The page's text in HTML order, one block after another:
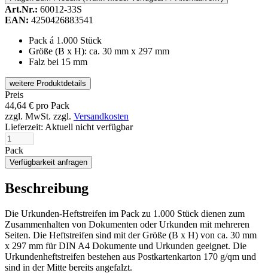
Art.Nr.: 60012-33S
EAN: 4250426883541
Pack á 1.000 Stück
Größe (B x H): ca. 30 mm x 297 mm
Falz bei 15 mm
weitere Produktdetails
Preis
44,64 € pro Pack
zzgl. MwSt. zzgl. Versandkosten
Lieferzeit: Aktuell nicht verfügbar
Pack
Verfügbarkeit anfragen
Beschreibung
Die Urkunden-Heftstreifen im Pack zu 1.000 Stück dienen zum
Zusammenhalten von Dokumenten oder Urkunden mit mehreren
Seiten. Die Heftstreifen sind mit der Größe (B x H) von ca. 30 mm
x 297 mm für DIN A4 Dokumente und Urkunden geeignet. Die
Urkundenheftstreifen bestehen aus Postkartenkarton 170 g/qm und
sind in der Mitte bereits angefalzt.